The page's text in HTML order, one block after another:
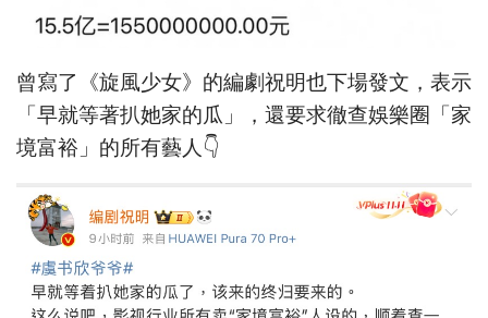
曾寫了《旋風少女》的編劇祝明也下場發文，表示
「早就等著扒她家的瓜」，還要求徹查娛樂圈「家
境富裕」的所有藝人👇